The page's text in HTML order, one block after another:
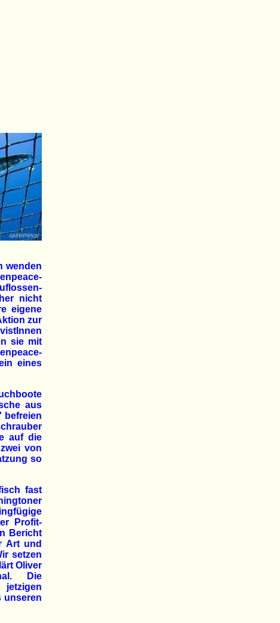
wenden
nicht
eigene
zur
sie mit
eines
aus
befreien
auf die
von
so
fast
Profit-
Bericht
Art und
setzen
Oliver
Die
unseren